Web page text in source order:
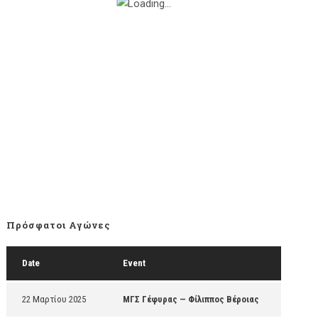
Πρόσφατοι Αγώνες
Date Event
22 Μαρτίου 2025 ΜΓΣ Γέφυρας — Φίλιππος Βέροιας